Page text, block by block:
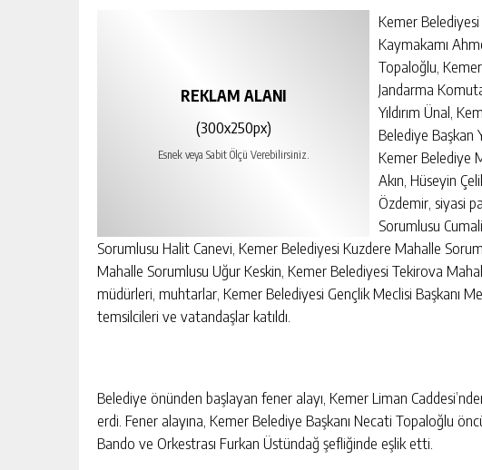
REKLAM ALANI
(300x250px)
Esnek veya Sabit Ölçü Verebilirsiniz.
Kemer
Kaymakamı
Topaloğlu,
Jandarma
Yıldırım Ünal,
Belediye Başkan
Kemer Belediye
Akın, Hüseyin
Özdemir, siyasi
Sorumlusu
Sorumlusu Halit Canevi, Kemer Belediyesi Kuzdere Mahalle
Mahalle Sorumlusu Uğur Keskin, Kemer Belediyesi Tekirova
müdürleri, muhtarlar, Kemer Belediyesi Gençlik Meclisi Başkanı
temsilcileri ve vatandaşlar katıldı.
Belediye önünden başlayan fener alayı, Kemer Liman
erdi. Fener alayına, Kemer Belediye Başkanı Necati Topaloğlu
Bando ve Orkestrası Furkan Üstündağ şefliğinde eşlik etti.